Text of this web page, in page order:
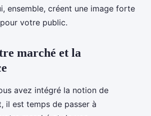
ensemble, créent une image forte
votre public.
marché et la
avez intégré la notion de
il est temps de passer à